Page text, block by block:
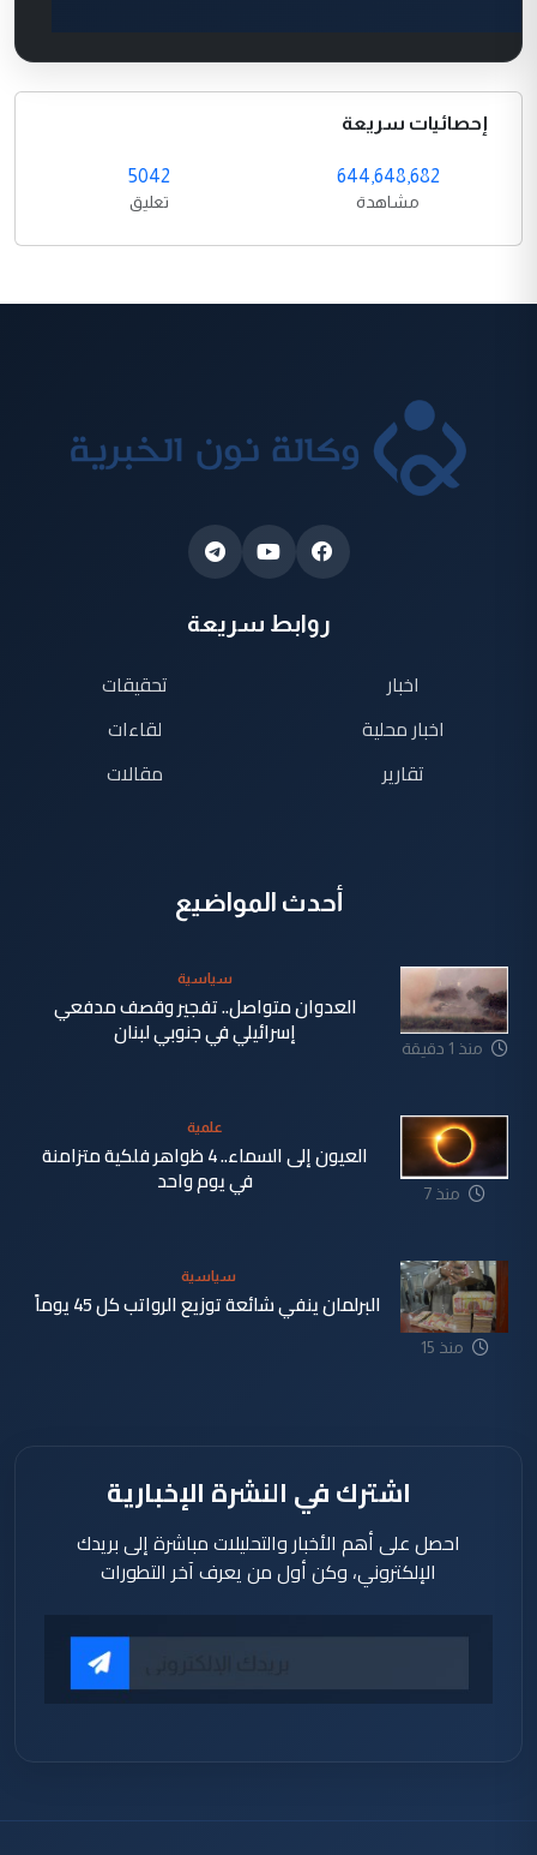
إحصائيات سريعة
644,648,682
مشاهدة
5042
تعليق
روابط سريعة
اخبار
اخبار محلية
تقارير
تحقيقات
لقاءات
مقالات
أحدث المواضيع
منذ 1 دقيقة
سياسية
العدوان متواصل.. تفجير وقصف مدفعي
إسرائيلي في جنوبي لبنان
منذ 7
علمية
العيون إلى السماء.. 4 ظواهر فلكية متزامنة
في يوم واحد
منذ 15
سياسية
البرلمان ينفي شائعة توزيع الرواتب كل 45 يوماً
اشترك في النشرة الإخبارية
احصل على أهم الأخبار والتحليلات مباشرة إلى بريدك
الإلكتروني، وكن أول من يعرف آخر التطورات